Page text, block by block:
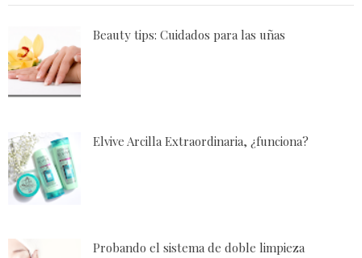
Beauty tips: Cuidados para las uñas
Elvive Arcilla Extraordinaria, ¿funciona?
Probando el sistema de doble limpieza